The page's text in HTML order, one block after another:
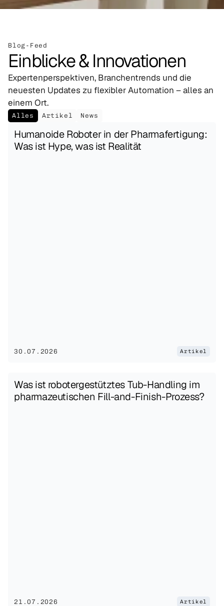
Blog-Feed
Einblicke & Innovationen
Expertenperspektiven, Branchentrends und die
neuesten Updates zu flexibler Automation – alles an
einem Ort.
Alles Artikel News
Humanoide Roboter in der Pharmafertigung:
Was ist Hype, was ist Realität
30.07.2026 Artikel
Was ist robotergestütztes Tub-Handling im
pharmazeutischen Fill-and-Finish-Prozess?
21.07.2026 Artikel